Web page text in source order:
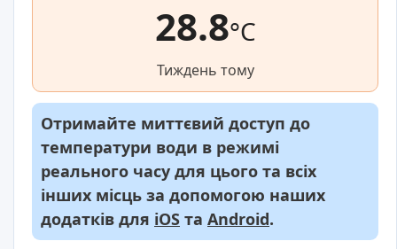
28.8°C
Тиждень тому
Отримайте миттєвий доступ до
температури води в режимі
реального часу для цього та всіх
інших місць за допомогою наших
додатків для iOS та Android.